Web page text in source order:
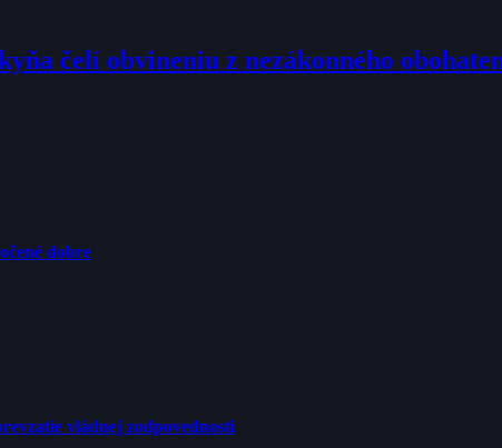
čelí obvineniu z nezákonného
dobre
vládnej zodpovednosti